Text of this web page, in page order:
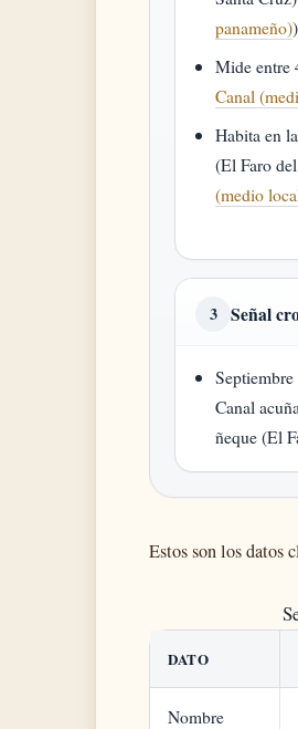
panameño))
Mide entre
Canal
Habita en
(El Faro
(medio
3 Señal
Canal
ñeque (El
Estos son los datos
DATO
Nombre